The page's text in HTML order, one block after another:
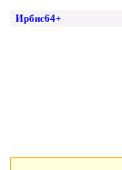
Ирбис64+